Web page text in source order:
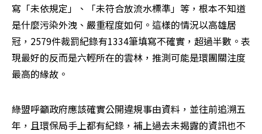
寫「未依規定」、「未符合放流水標準」等，根本不知道
是什麼污染外洩、嚴重程度如何。這樣的情況以高雄居
冠，2579件裁罰紀錄有1334筆填寫不確實，超過半數。表
現最好的反而是六輕所在的雲林，推測可能是環團關注度
最高的緣故。
綠盟呼籲政府應該確實公開違規事由資料，並往前追溯五
年，且環保局手上都有紀錄，補上過去未揭露的資訊也不